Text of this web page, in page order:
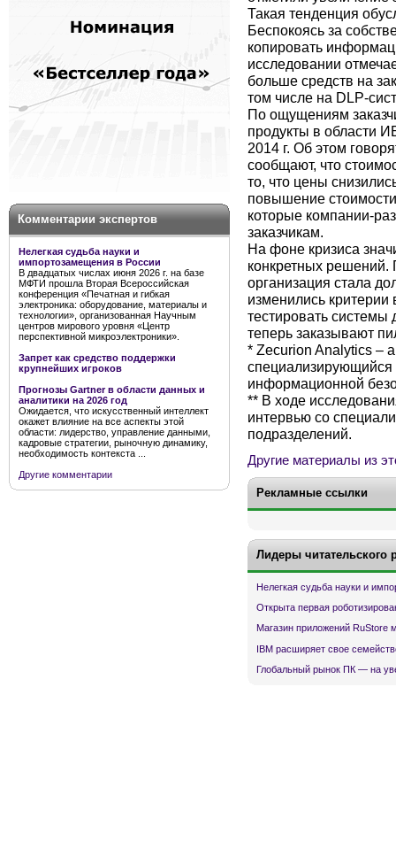
Комментарии экспертов
Нелегкая судьба науки и
импортозамещения в России
В двадцатых числах июня 2026 г. на базе
МФТИ прошла Вторая Всероссийская
конференция «Печатная и гибкая
электроника: оборудование, материалы и
технологии», организованная Научным
центров мирового уровня «Центр
перспективной микроэлектроники».
Запрет как средство поддержки
крупнейших игроков
Прогнозы Gartner в области данных и
аналитики на 2026 год
Ожидается, что искусственный интеллект
окажет влияние на все аспекты этой
области: лидерство, управление данными,
кадровые стратегии, рыночную динамику,
необходимость контекста ...
Другие комментарии
Такая тенденция
Беспокоясь за
копировать
исследовании
больше средств на
том числе на DLP-
По ощущениям
продукты в области
2014 г. Об этом
сообщают, что
то, что цены
повышение
которые компании-
заказчикам.
На фоне кризиса
конкретных
организация стала
изменились
тестировать системы
теперь заказывают
* Zecurion Analytics –
специализирующийся
информационной
** В ходе
интервью со
подразделений.
Другие материалы из
Рекламные ссылки
Лидеры читательского
Нелегкая судьба науки и
Открыта первая
Магазин приложений RuStore
IBM расширяет свое
Глобальный рынок ПК — на